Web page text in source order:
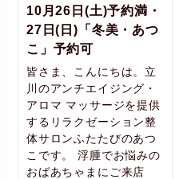
10月26日(土)予約満・
27日(日)「冬美・あつ
こ」予約可
皆さま、こんにちは。立
川のアンチエイジング・
アロマ マッサージを提供
するリラクゼーション整
体サロンふたたびのあつ
こです。 浮腫でお悩みの
おばあちゃまにご来店